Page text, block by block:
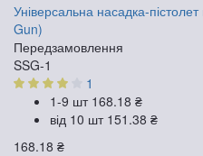
Універсальна насадка-
Gun)
Передзамовлення
SSG-1
1
1-9 шт 168.18 ₴
від 10 шт 151.38 ₴
168.18 ₴